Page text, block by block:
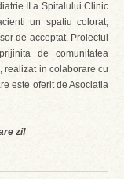
II a Spitalului Clinic
un spatiu colorat,
de acceptat. Proiectul
de comunitatea
realizat in colaborare cu
este oferit de Asociatia
zi!